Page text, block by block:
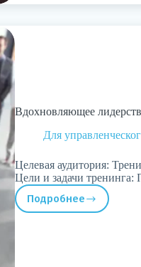
Вдохновляющее
Для
Целевая аудитория:
Цели и задачи
ПодробнееВдохновляющее
лидерство